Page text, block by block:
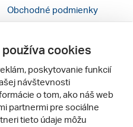
Obchodné podmienky
Nastavenie cookies
Verzia webu pre PC
cookies
poskytovanie funkcií
návštevnosti
o tom, ako náš web
partnermi pre sociálne
tieto údaje môžu